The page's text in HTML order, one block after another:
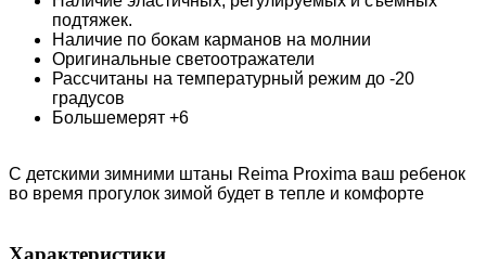
подтяжек.
Наличие по бокам карманов на молнии
Оригинальные светоотражатели
Рассчитаны на температурный режим до -20
градусов
Большемерят +6
С детскими зимними штаны Reima Proxima ваш ребенок
во время прогулок зимой будет в тепле и комфорте